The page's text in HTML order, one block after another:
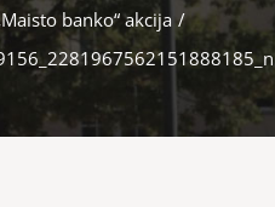
banko“ akcija /